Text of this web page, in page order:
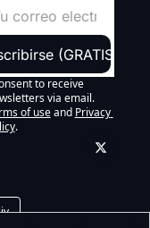
(GRATIS)
to receive
via email.
of use and Privacy
.